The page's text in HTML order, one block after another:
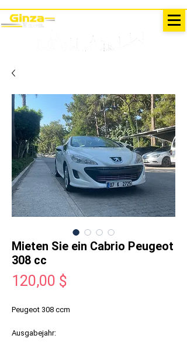
Mieten Sie ein Cabrio Peugeot
308 cc
120,00 $
Peugeot 308 ccm
Ausgabejahr: